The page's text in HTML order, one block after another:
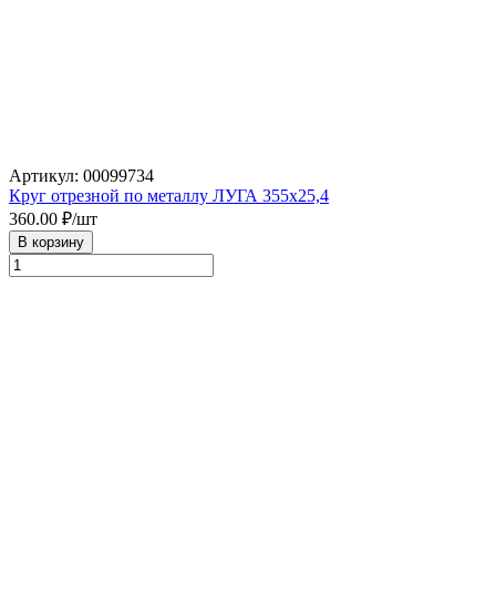
Артикул: 00099734
Круг отрезной по металлу ЛУГА 355х25,4
360.00 ₽/шт
В корзину